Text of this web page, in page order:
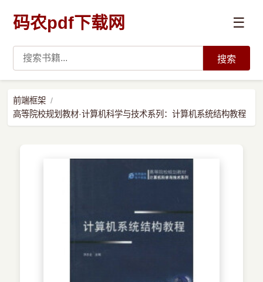
码农pdf下载网 ☰
数据科学与人工智能
搜索
前端框架
高等院校规划教材·计算机科学与技术系列：计算机系统结构教程